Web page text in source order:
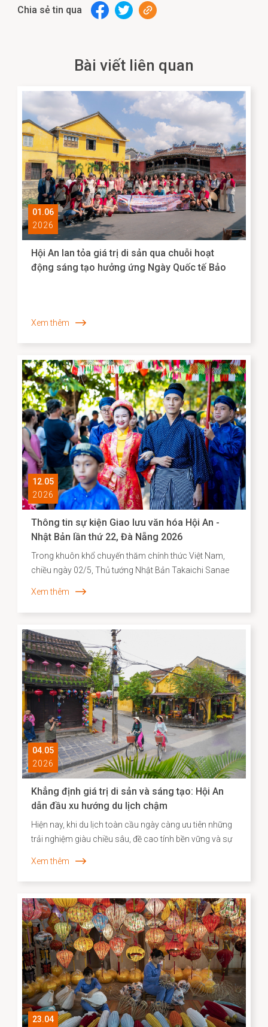
Chia sẻ tin qua
Bài viết liên quan
01.06
2026
Hội An lan tỏa giá trị di sản qua chuỗi hoạt
động sáng tạo hưởng ứng Ngày Quốc tế Bảo
Xem thêm
12.05
2026
Thông tin sự kiện Giao lưu văn hóa Hội An -
Nhật Bản lần thứ 22, Đà Nẵng 2026
Trong khuôn khổ chuyến thăm chính thức Việt Nam,
chiều ngày 02/5, Thủ tướng Nhật Bản Takaichi Sanae
Sanae đã bày tỏ mong muốn được thăm Di sản văn
hóa thế giới Hội An, để bước đi trên những con đường
mà cộng đồng người Nhật ở đó từng đi qua. Nơi có di
tích Chùa Cầu vừa được hoàn thành trùng tu với sự hợp
tác của Nhật Bản - là minh chứng cho hơn 400 năm
lịch sử giao thương năng động giữa hai dân tộc trên
những vùng biển tự do.
Xem thêm
04.05
2026
Khẳng định giá trị di sản và sáng tạo: Hội An
dẫn đầu xu hướng du lịch chậm
Hiện nay, khi du lịch toàn cầu ngày càng ưu tiên những
trải nghiệm giàu chiều sâu, đề cao tính bền vững và sự
châu Á. Việc Hội An vươn lên vị trí dẫn đầu không chỉ
phản ánh sức hút đặc biệt của một đô thị di sản, mà
còn cho thấy hiệu quả của định hướng bảo tồn gắn liền
với phát huy giá trị văn hóa theo hướng sáng tạo và bền
vững.
Xem thêm
23.04